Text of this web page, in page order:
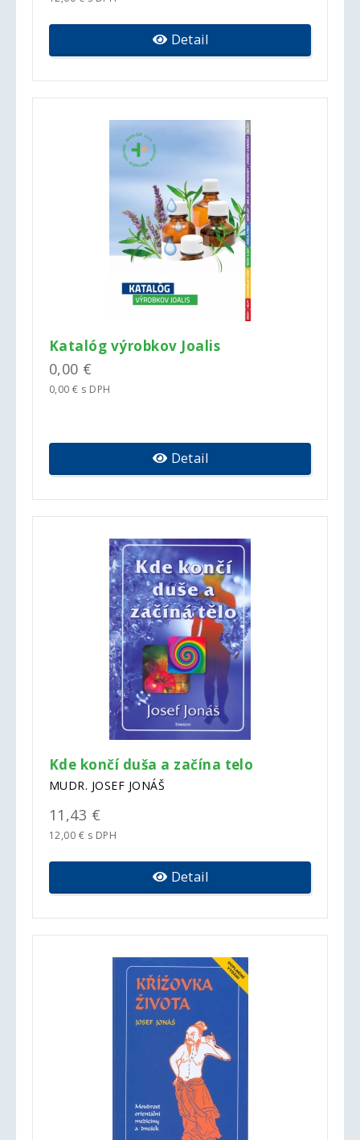
Detail
Katalóg výrobkov Joalis
0,00 €
0,00 € s DPH
Detail
Kde končí duša a začína telo
MUDR. JOSEF JONÁŠ
11,43 €
12,00 € s DPH
Detail